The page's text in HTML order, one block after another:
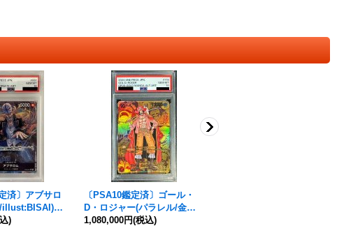
済〕アブサロ
illust:BISAI)
081}
)
〔PSA10鑑定済〕ゴール・
D・ロジャー(パラレル/金色
漫画背景/漫画絵)【SEC/S
1,080,000円(税込)